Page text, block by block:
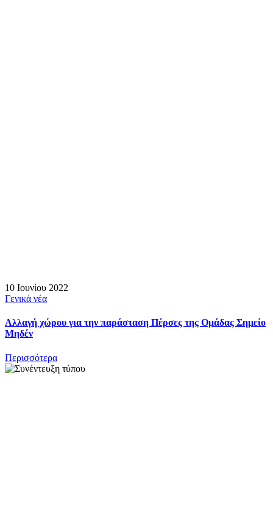
10 Ιουνίου 2022
Γενικά νέα
Αλλαγή χώρου για την παράσταση Πέρσες της Ομάδας Σημείο
Μηδέν
Περισσότερα